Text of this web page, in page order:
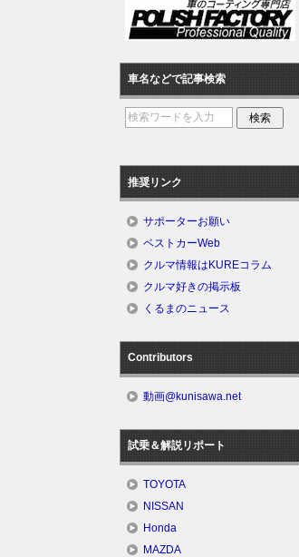
車名などで記事検索
推奨リンク
サポーターお願い
ベストカーWeb
クルマ情報はKUREコラム
クルマ好きの掲示板
くるまのニュース
Contributors
動画@kunisawa.net
試乗＆解説リポート
TOYOTA
NISSAN
Honda
MAZDA